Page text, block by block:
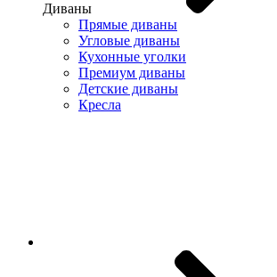
Диваны
Прямые диваны
Угловые диваны
Кухонные уголки
Премиум диваны
Детские диваны
Кресла